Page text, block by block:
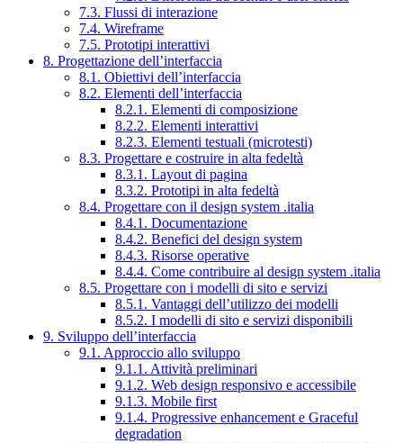
7.3. Flussi di interazione
7.4. Wireframe
7.5. Prototipi interattivi
8. Progettazione dell’interfaccia
8.1. Obiettivi dell’interfaccia
8.2. Elementi dell’interfaccia
8.2.1. Elementi di composizione
8.2.2. Elementi interattivi
8.2.3. Elementi testuali (microtesti)
8.3. Progettare e costruire in alta fedeltà
8.3.1. Layout di pagina
8.3.2. Prototipi in alta fedeltà
8.4. Progettare con il design system .italia
8.4.1. Documentazione
8.4.2. Benefici del design system
8.4.3. Risorse operative
8.4.4. Come contribuire al design system .italia
8.5. Progettare con i modelli di sito e servizi
8.5.1. Vantaggi dell’utilizzo dei modelli
8.5.2. I modelli di sito e servizi disponibili
9. Sviluppo dell’interfaccia
9.1. Approccio allo sviluppo
9.1.1. Attività preliminari
9.1.2. Web design responsivo e accessibile
9.1.3. Mobile first
9.1.4. Progressive enhancement e Graceful
degradation